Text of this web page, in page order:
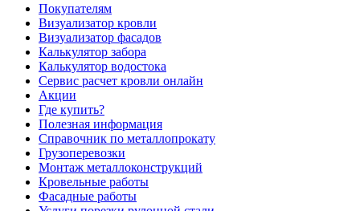
Покупателям
Визуализатор кровли
Визуализатор фасадов
Калькулятор забора
Калькулятор водостока
Сервис расчет кровли онлайн
Акции
Где купить?
Полезная информация
Справочник по металлопрокату
Грузоперевозки
Монтаж металлоконструкций
Кровельные работы
Фасадные работы